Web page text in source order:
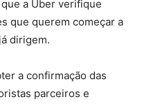
a Uber verifique
que querem começar a
dirigem.
a confirmação das
parceiros e